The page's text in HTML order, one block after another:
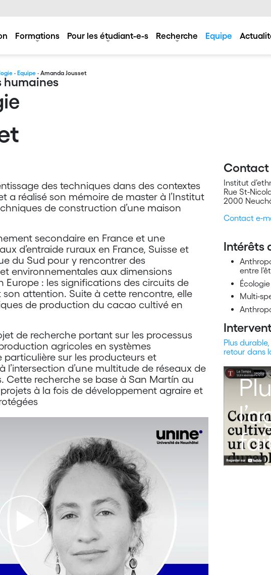
Formations Pour les étudiant-e-s Recherche Equipe
· Equipe · Amanda Jousset
humaines
des techniques dans des contextes
a réalisé son mémoire de master à l’Institut
de construction d’une maison
secondaire en France et une
d’entraide ruraux en France, Suisse et
du Sud pour y rencontrer des
environnementales aux dimensions
Europe : les significations des circuits de
attention. Suite à cette rencontre, elle
de production du cacao cultivé en
de recherche portant sur les processus
agricoles en systèmes
sur les producteurs et
l’intersection d’une multitude de réseaux de
Cette recherche se base à San Martín au
à la fois de développement agraire et
Contact
Institut
Rue St-
2000
Contact e-
Intérêts
entre
Multi-
Plus
retour dans